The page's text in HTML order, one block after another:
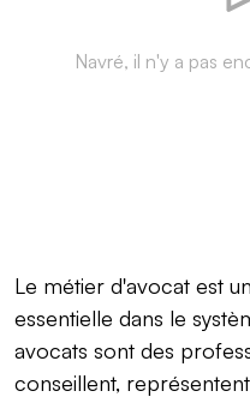
Navré, il n'y a pas
Le métier d'avocat est
essentielle dans le
avocats sont des
conseillent,